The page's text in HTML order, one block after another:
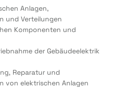
Anlagen,
und Verteilungen
Komponenten und
der Gebäudeelektrik
Reparatur und
von elektrischen Anlagen